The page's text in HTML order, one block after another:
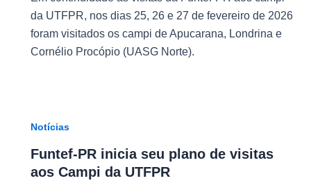
da UTFPR, nos dias 25, 26 e 27 de fevereiro de 2026
foram visitados os campi de Apucarana, Londrina e
Cornélio Procópio (UASG Norte).
Notícias
Funtef-PR inicia seu plano de visitas
aos Campi da UTFPR